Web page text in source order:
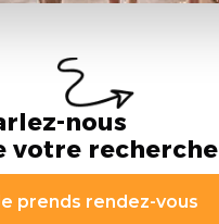
nous
votre recherche
prends rendez-vous